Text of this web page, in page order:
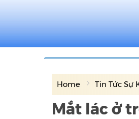
Home Tin Tức Sự
Mắt lác ở